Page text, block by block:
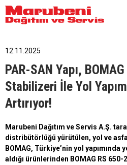
12.11.2025
PAR-SAN Yapı,
Stabilizeri İle Yol
Artırıyor!
Marubeni Dağıtım ve Servis A.Ş.
distribütörlüğü yürütülen, yol ve
BOMAG, Türkiye’nin yol
aldığı ürünlerinden BOMAG RS 650-